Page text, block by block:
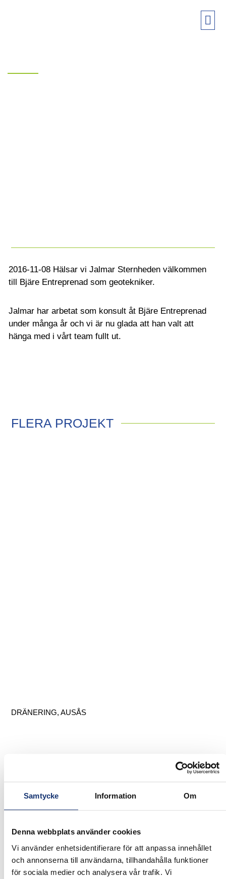
Samtycke Information Om
Denna webbplats använder cookies
Vi använder enhetsidentifierare för att anpassa innehållet
och annonserna till användarna, tillhandahålla funktioner
för sociala medier och analysera vår trafik. Vi
2016-11-08 Hälsar vi Jalmar Sternheden välkommen
till Bjäre Entreprenad som geotekniker.
Jalmar har arbetat som konsult åt Bjäre Entreprenad
under många år och vi är nu glada att han valt att
hänga med i vårt team fullt ut.
FLERA PROJEKT
DRÄNERING, AUSÅS